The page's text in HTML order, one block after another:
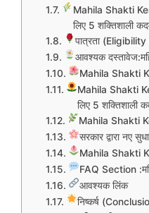
Mahila Shakti
लिए 5 शक्तिशाली
पात्रता
आवश्यक
Mahila Shakti
Mahila Shakti
लिए 5 शक्तिशाली
Mahila Shakti
सरकार द्वारा नए
Mahila Shakti
FAQ Section
आवश्यक लिंक
निष्कर्ष